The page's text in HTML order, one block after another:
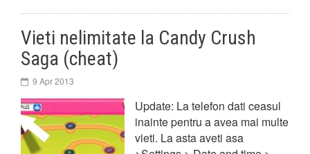
Vieti nelimitate la Candy Crush
Saga (cheat)
9 Apr 2013
Update: La telefon dati ceasul
inainte pentru a avea mai multe
vieti. La asta aveti asa